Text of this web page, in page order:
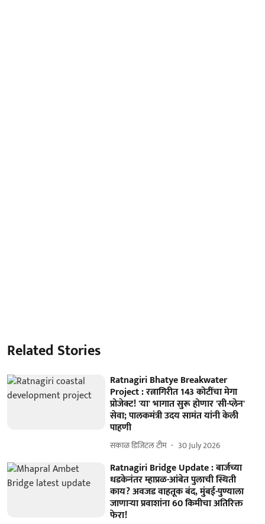
Related Stories
Ratnagiri Bhatye Breakwater
Project : रत्नागिरीत 143 कोटींचा मेगा
प्रोजेक्ट! 'या' भागात सुरू होणार 'सी-प्लेन'
सेवा; पालकमंत्री उदय सामंत यांनी केली
पाहणी
सकाळ डिजिटल टीम 30 July 2026
Ratnagiri Bridge Update : बार्जच्या
धडकेनंतर म्हाप्रळ-आंबेत पुलाची स्थिती
काय? अवजड वाहतूक बंद, मुंबई-पुण्याला
जाणाऱ्या प्रवाशांना 60 किमीचा अतिरिक्त
फेरा!